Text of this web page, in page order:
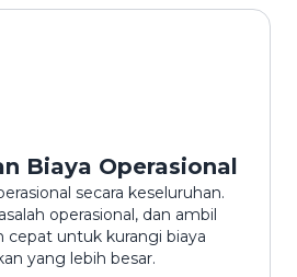
Biaya Operasional
secara keseluruhan.
operasional, dan ambil
cepat untuk kurangi biaya
yang lebih besar.